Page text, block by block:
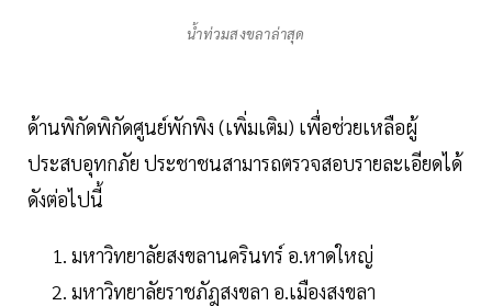
น้ำท่วมสงขลาล่าสุด
ด้านพิกัดพิกัดศูนย์พักพิง (เพิ่มเติม) เพื่อช่วยเหลือผู้
ประสบอุทกภัย ประชาชนสามารถตรวจสอบรายละเอียดได้
ดังต่อไปนี้
มหาวิทยาลัยสงขลานครินทร์ อ.หาดใหญ่
มหาวิทยาลัยราชภัฎสงขลา อ.เมืองสงขลา